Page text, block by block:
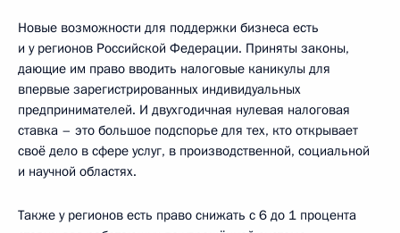
Новые возможности для поддержки бизнеса есть
и у регионов Российской Федерации. Приняты законы,
дающие им право вводить налоговые каникулы для
впервые зарегистрированных индивидуальных
предпринимателей. И двухгодичная нулевая налоговая
ставка – это большое подспорье для тех, кто открывает
своё дело в сфере услуг, в производственной, социальной
и научной областях.
Также у регионов есть право снижать с 6 до 1 процента